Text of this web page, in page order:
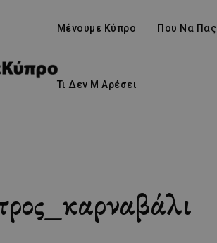
Μένουμε Κύπρο Που Να Πας
Τι Δεν Μ Αρέσει